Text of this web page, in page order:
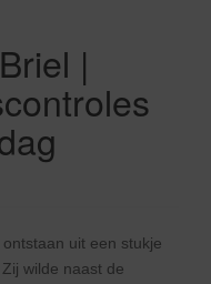
|
uit een stukje
wilde naast de